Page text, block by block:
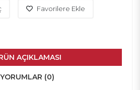
Favorilere Ekle
AÇIKLAMASI
YORUMLAR (0)